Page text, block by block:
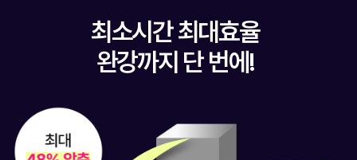
최소시간 최대효율
완강까지 단 번에!